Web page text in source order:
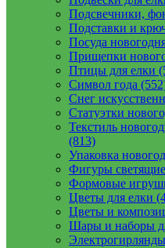
Подсвечники,
Подставки и
Посуда
Прищепки
Птицы для елки
Символ года
Снег
Статуэтки
Текстиль
(813)
Упаковка
Фигуры
Формовые
Цветы для елки
Цветы и
Шары и наборы